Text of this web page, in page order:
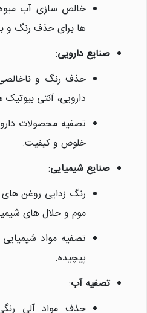
خالص سازی آب
ها برای حذف رنگ و
صنایع دارویی:
حذف رنگ و
دارویی، آنتی بیوتیک
تصفیه محصولات
خلوص و کیفیت.
صنایع شیمیایی:
رنگ زدایی روغن های
موم و حلال های
تصفیه مواد شیمیایی
پیچیده.
تصفیه آب:
حذف مواد آلی